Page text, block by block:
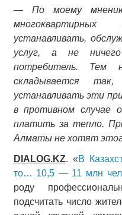
— По моему
устанавливать,
услуг, а не
потребитель. Тем
складывается
устанавливать эти
в противном случае
платить за тепло.
Алматы не хотят
DIALOG.KZ. «В
то… 10,5 — 11 млн
роду
подсчитать число